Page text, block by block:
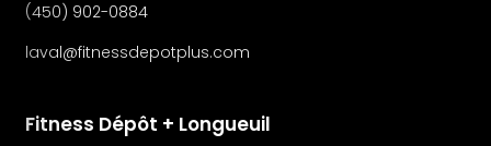
(450) 902-0884
laval@fitnessdepotplus.com
Fitness Dépôt + Longueuil